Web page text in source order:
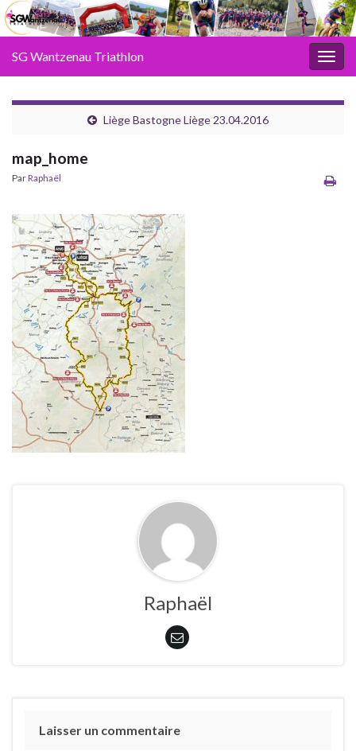
SG Wantzenau Triathlon
Liège Bastogne Liège 23.04.2016
map_home
ParRaphaël
Raphaël
Laisser un commentaire